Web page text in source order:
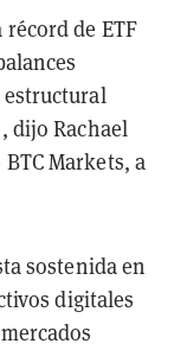
de ETF
estructural
dijo Rachael
Markets, a
sostenida en
digitales